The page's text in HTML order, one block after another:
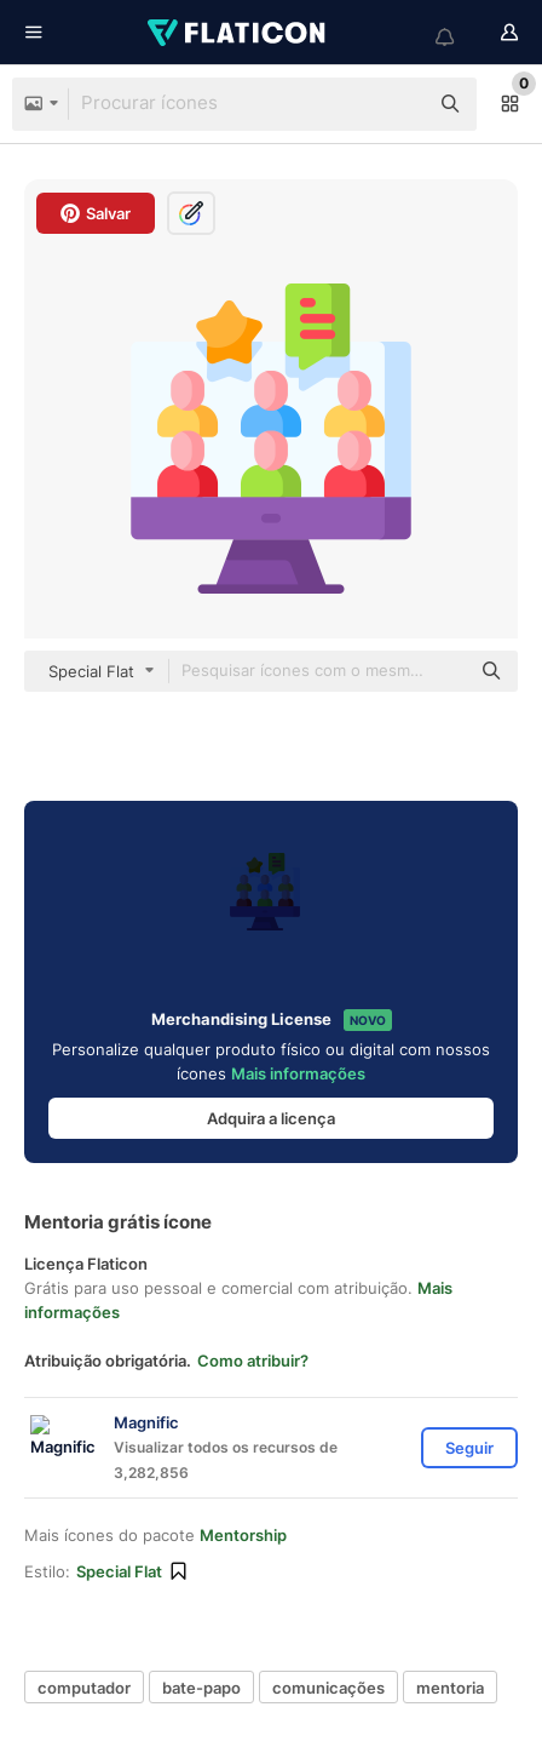
0
Salvar
Special Flat
Merchandising License NOVO
Personalize qualquer produto físico ou digital com nossos
ícones Mais informações
Adquira a licença
Mentoria grátis ícone
Licença Flaticon
Grátis para uso pessoal e comercial com atribuição. Mais
informações
Atribuição obrigatória. Como atribuir?
Magnific
Visualizar todos os recursos de
3,282,856
Seguir
Mais ícones do pacote Mentorship
Estilo: Special Flat
computador bate-papo comunicações mentoria